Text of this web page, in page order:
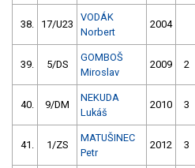
38. 17/U23
VODÁK
Norbert
2004
39. 5/DS
GOMBOŠ
Miroslav
2009 2
40. 9/DM
NEKUDA
Lukáš
2010 3
41. 1/ZS
MATUŠINEC
Petr
2012 3